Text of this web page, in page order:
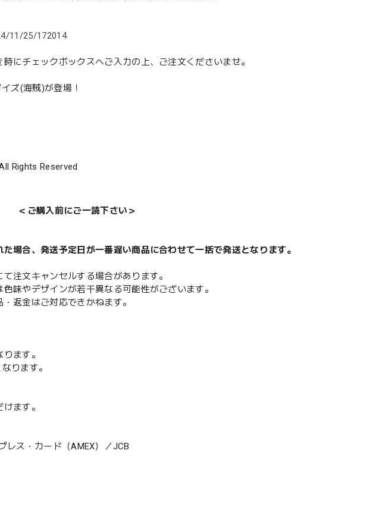
11/25/172014
にチェックボックスへご入力の上、ご注文くださいませ。
ズ(海賊)が登場！
Rights Reserved
＜ご購入前にご一読下さい＞
場合、発送予定日が一番遅い商品に合わせて一括で発送となります。
注文キャンセルする場合があります。
味やデザインが若干異なる可能性がございます。
返金はご対応できかねます。
ます。
ります。
ます。
ス・カード（AMEX）／JCB